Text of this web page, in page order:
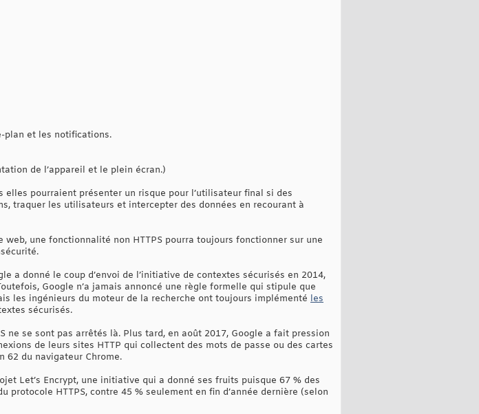
plan et les notifications.
de l’appareil et le plein écran.)
pourraient présenter un risque pour l’utilisateur final si des
traquer les utilisateurs et intercepter des données en recourant à
une fonctionnalité non HTTPS pourra toujours fonctionner sur une
a donné le coup d’envoi de l’initiative de contextes sécurisés en 2014,
Google n’a jamais annoncé une règle formelle qui stipule que
les ingénieurs du moteur de la recherche ont toujours implémenté les
sécurisés.
ne se sont pas arrêtés là. Plus tard, en août 2017, Google a fait pression
de leurs sites HTTP qui collectent des mots de passe ou des cartes
62 du navigateur Chrome.
Let’s Encrypt, une initiative qui a donné ses fruits puisque 67 % des
protocole HTTPS, contre 45 % seulement en fin d’année dernière (selon